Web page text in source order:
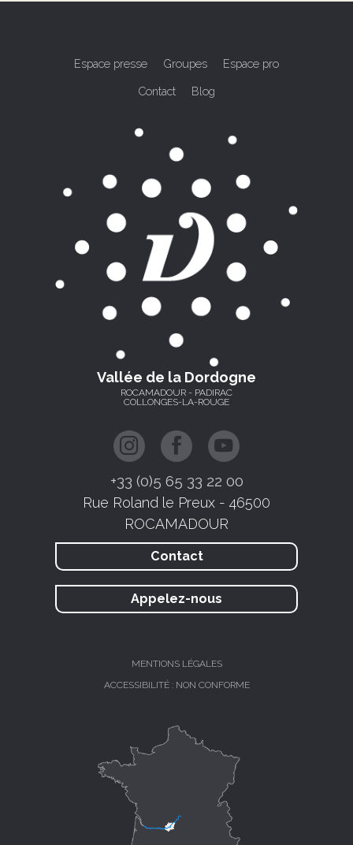
Espace presse Groupes Espace pro
Contact Blog
Vallée de la Dordogne
ROCAMADOUR - PADIRAC
COLLONGES-LA-ROUGE
+33 (0)5 65 33 22 00
Rue Roland le Preux - 46500
ROCAMADOUR
Contact
Appelez-nous
MENTIONS LÉGALES
ACCESSIBILITÉ : NON CONFORME